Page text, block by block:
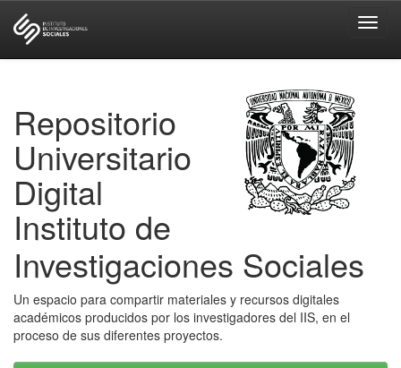
Repositorio
Universitario
Digital
Instituto de
Investigaciones Sociales
Un espacio para compartir materiales y recursos digitales
académicos producidos por los investigadores del IIS, en el
proceso de sus diferentes proyectos.